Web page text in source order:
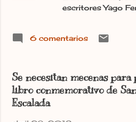
escritores Yago
Conservatorio
Reconocimiento
Armonía de las
6 comentarios
Se necesitan mecenas
libro conmemorativo de
Escalada